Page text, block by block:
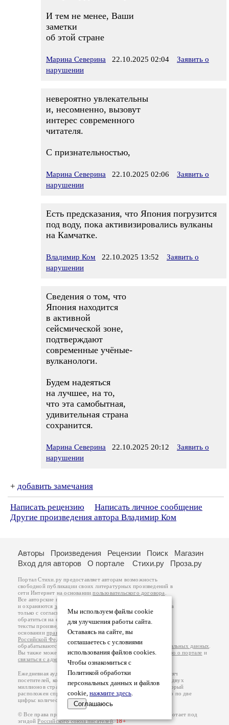
И тем не менее, Ваши
заметки
об этой стране
Марина Северина 22.10.2025 02:04
Заявить о
нарушении
невероятно увлекательны
и, несомненно, вызовут
интерес современного
читателя.
С признательностью,
Марина Северина 22.10.2025 02:06
Заявить о
нарушении
Есть предсказания, что Япония погрузится
под воду, пока активизировались вулканы
на Камчатке.
Владимир Ком 22.10.2025 13:52
Заявить о
нарушении
Сведения о том, что
Япония находится
в активной
сейсмической зоне,
подтверждают
современные учёные-
вулканологи.
Будем надеяться
на лучшее, на то,
что эта самобытная,
удивительная страна
сохранится.
Марина Северина 22.10.2025 20:12
Заявить о
нарушении
+ добавить замечания
Написать рецензию
Написать личное сообщение
Другие произведения автора Владимир Ком
Мы используем файлы cookie
для улучшения работы сайта.
Оставаясь на сайте, вы
соглашаетесь с условиями
использования файлов cookies.
Чтобы ознакомиться с
Политикой обработки
персональных данных и файлов
cookie, нажмите здесь.
Соглашаюсь
Авторы Произведения Рецензии Поиск
Магазин
Вход для авторов
О портале Стихи.ру Проза.ру
Портал Стихи.ру предоставляет авторам возможность
свободной публикации своих литературных произведений в
сети Интернет на основаниипользовательского договора
Все авторские права на произведения принадлежат авторам
и охраняются законом
. Перепечатка произведений возможна
только с согласия его автора, к которому вы можете
обратиться на его авторской странице. Ответственность за
тексты произведений авторы несут самостоятельно на
основанииправил публикацииизаконодательства
Российской Федерации
обрабатываются на основанииПолитики обработки персональных данных
Вы также можете посмотреть более подробнуюинформацию о портале и
связаться с администрацией
Ежедневная аудитория портала Стихи.ру – порядка 200 тысяч
посетителей, которые в общей сумме просматривают более двух
миллионов страниц по данным счетчика посещаемости, который
расположен справа от этого текста. В каждой графе указано по две
цифры: количество просмотров и количество посетителей.
© Все права принадлежат авторам, 2000-2026. Портал работает под
эгидойРоссийского союза писателей.18+